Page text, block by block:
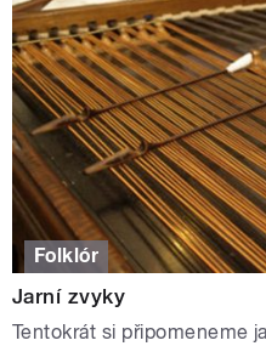
Folklór
Jarní zvyky
Tentokrát si připomeneme